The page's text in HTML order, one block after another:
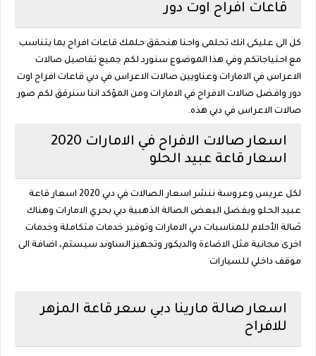
قاعات افراح اوت دور
كل الى عليكى انك تحلمى واحنا هنحقق حلمك قاعات افراح بما يتناسب
مع احتياجاتكم وفي هذا الموضوع سنورد لكم جميع تفاصيل صالات
الاعراس في الامارات وعناويين صالات الاعراس في دبي قاعات افراح اوت
دور وافضل صالات الافراح في الامارات ومن المؤكد اننا سنرفق لكم صور
صالات الاعراس في دبي هذه.
اسعار صالات الافراح في الامارات 2020
اسعار قاعة عبيد الحلو
لكل عريس وعروسة ننشر اسعار الصالات في دبي 2020 اسعار قاعة
عبيد الحلو ويفضل البعض الصالة الذهبية دبي بحري الامارات وهناك
صَالة الأحلام للمناسبات دبي الامارات وتوفير خدمات متكاملة وخدمات
اخرى مجانية مثل الاضاءة والديكور وتجهيز الساوند سيستم، اضافة الى
موقف داخلي للسيارات
اسعار صالة مارينا دبي سعر قاعة المزهر
للافراح